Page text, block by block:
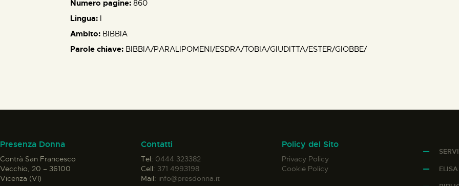
Numero pagine: 860
Lingua:
Ambito: BIBBIA
Parole chiave: BIBBIA/PARALIPOMENI/ESDRA/TOBIA/GIUDITTA/ESTER/GIOBBE/
Presenza Donna
Contrà San Francesco
Vecchio, 20 – 36100
Vicenza (VI)
Contatti
Tel: 0444 323382
Cell: 371 4993198
Mail: info@presdonna.it
Policy del Sito
Privacy Policy
Cookie Policy